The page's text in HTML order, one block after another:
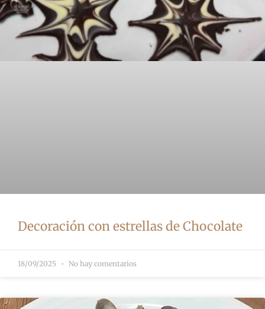
Decoración con estrellas de Chocolate
18/09/2025 No hay comentarios